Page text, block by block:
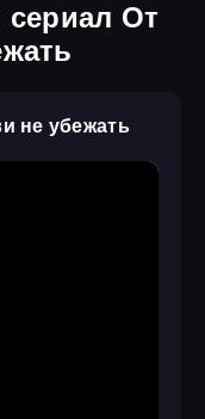
сериал От
не убежать